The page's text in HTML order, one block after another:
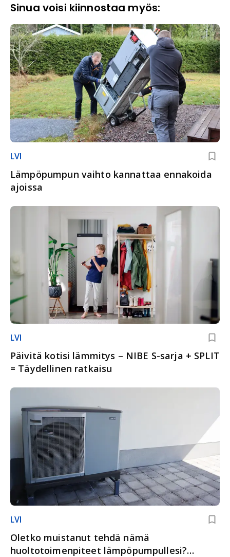
Sinua voisi kiinnostaa myös:
LVI
Lämpöpumpun vaihto kannattaa ennakoida
ajoissa
LVI
Päivitä kotisi lämmitys – NIBE S-sarja + SPLIT
= Täydellinen ratkaisu
LVI
Oletko muistanut tehdä nämä
huoltotoimenpiteet lämpöpumpullesi?